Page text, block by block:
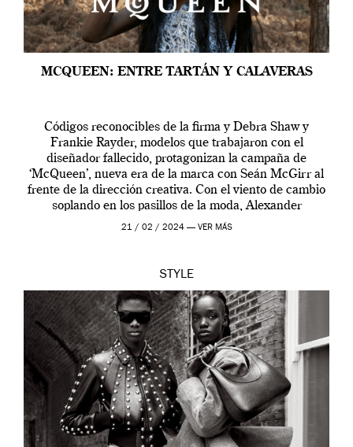
MCQUEEN: ENTRE TARTÁN Y CALAVERAS
Códigos reconocibles de la firma y Debra Shaw y
Frankie Rayder, modelos que trabajaron con el
diseñador fallecido, protagonizan la campaña de
‘McQueen’, nueva era de la marca con Seán McGirr al
frente de la dirección creativa. Con el viento de cambio
soplando en los pasillos de la moda, Alexander
McQueen se prepara para una […]
21 / 02 / 2024 — VER MÁS
STYLE